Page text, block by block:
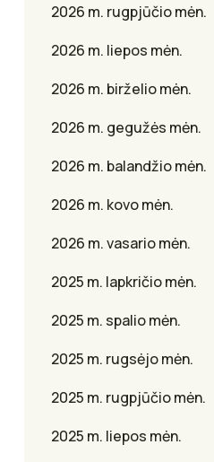
2026 m. rugpjūčio mėn.
2026 m. liepos mėn.
2026 m. birželio mėn.
2026 m. gegužės mėn.
2026 m. balandžio mėn.
2026 m. kovo mėn.
2026 m. vasario mėn.
2025 m. lapkričio mėn.
2025 m. spalio mėn.
2025 m. rugsėjo mėn.
2025 m. rugpjūčio mėn.
2025 m. liepos mėn.